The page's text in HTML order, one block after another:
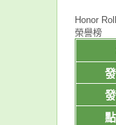
Honor Roll
榮譽榜